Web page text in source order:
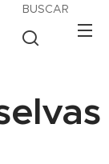
BUSCAR